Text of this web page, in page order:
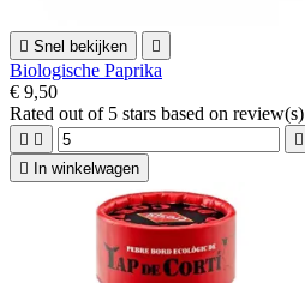
 Snel bekijken 
Biologische Paprika
€ 9,50
Rated out of 5 stars based on review(s)
  

In winkelwagen